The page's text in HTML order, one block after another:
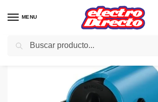
MENU
Inicio PAE / Cocina / Cafeteras